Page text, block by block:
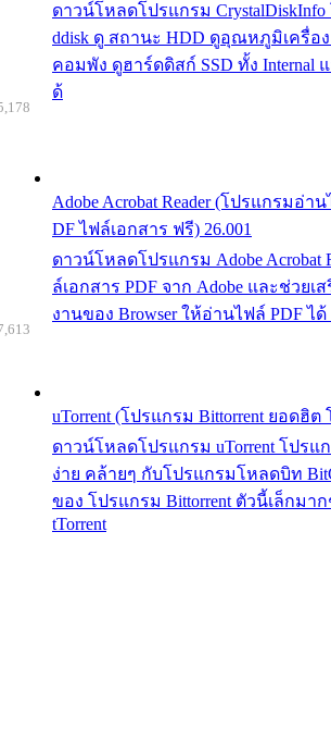
ดาวน์โหลดโปรแกรม
ddisk ดู สถานะ HDD ดูอุณหภูมิเครื่อ
คอมพัง ดูฮาร์ดดิสก์ SSD ทั้ง Internal แ
ด้
Adobe Acrobat Reader (โปรแกรมอ่า
DF ไฟล์เอกสาร ฟรี) 26.001
ดาวน์โหลดโปรแกรม Adobe Acrobat
ล์เอกสาร PDF จาก Adobe และช่วย
งานของ Browser ให้อ่านไฟล์ PDF ได้
uTorrent (โปรแกรม Bittorrent ยอดฮิ
ดาวน์โหลดโปรแกรม uTorrent โปรแ
ง่าย คล้ายๆ กับโปรแกรมโหลดบิท
ของ โปรแกรม Bittorrent ตัวนี้เล็กมา
tTorrent